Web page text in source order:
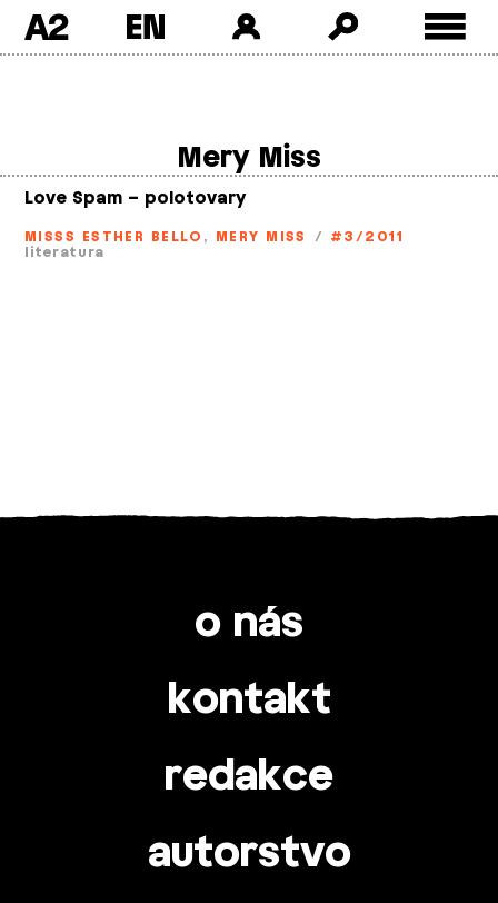
A2
Mery Miss
Love Spam – polotovary
MISSS ESTHER BELLO , MERY MISS / #3/2011
literatura
o nás
kontakt
redakce
autorstvo